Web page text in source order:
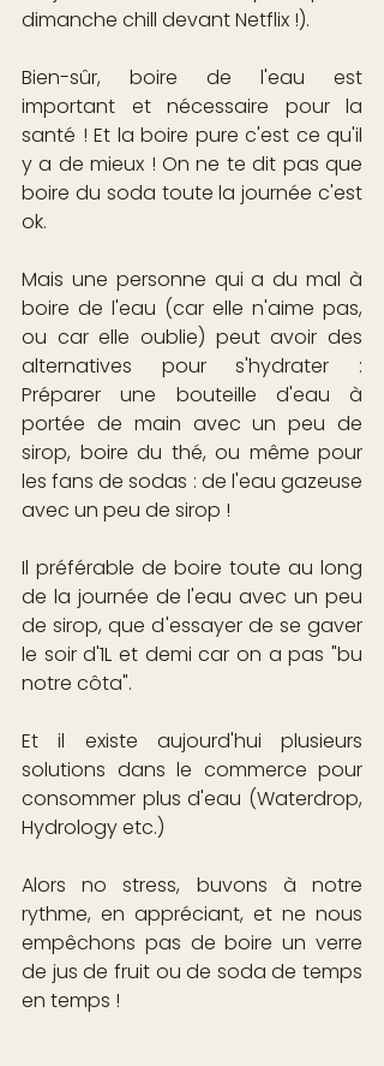
dimanche chill devant Netflix !).
Bien-sûr, boire de l'eau est
important et nécessaire pour la
santé ! Et la boire pure c'est ce qu'il
y a de mieux ! On ne te dit pas que
boire du soda toute la journée c'est
ok.
Mais une personne qui a du mal à
boire de l'eau (car elle n'aime pas,
ou car elle oublie) peut avoir des
alternatives pour s'hydrater :
Préparer une bouteille d'eau à
portée de main avec un peu de
sirop, boire du thé, ou même pour
les fans de sodas : de l'eau gazeuse
avec un peu de sirop !
Il préférable de boire toute au long
de la journée de l'eau avec un peu
de sirop, que d'essayer de se gaver
le soir d'1L et demi car on a pas "bu
notre côta".
Et il existe aujourd'hui plusieurs
solutions dans le commerce pour
consommer plus d'eau (Waterdrop,
Hydrology etc.)
Alors no stress, buvons à notre
rythme, en appréciant, et ne nous
empêchons pas de boire un verre
de jus de fruit ou de soda de temps
en temps !